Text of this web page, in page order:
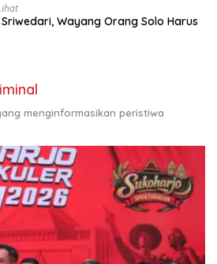
Wayang Orang Solo Harus
menginformasikan peristiwa